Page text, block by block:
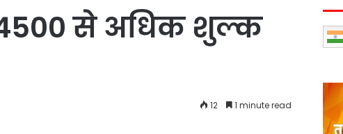
से अधिक शुल्क
12 1 minute read